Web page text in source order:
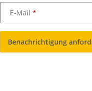
E-Mail
Benachrichtigung